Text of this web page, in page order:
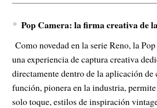
Pop Camera: la firma creativa de
Como novedad en la serie Reno, la
una experiencia de captura creativa
directamente dentro de la aplicación de
función, pionera en la industria,
solo toque, estilos de inspiración